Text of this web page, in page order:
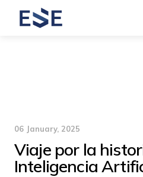
06 January, 2025
Viaje por la
Inteligencia